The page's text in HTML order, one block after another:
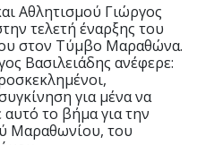
Αθλητισμού Γιώργος
τελετή έναρξης του
στον Τύμβο Μαραθώνα.
Βασιλειάδης ανέφερε:
για μένα να
αυτό το βήμα για την
Μαραθωνίου, του